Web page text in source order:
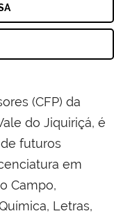
(CFP) da
do Jiquiriçá, é
futuros
em
Campo,
Letras,